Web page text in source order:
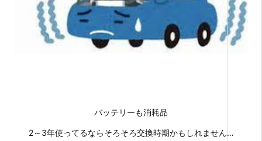
バッテリーも消耗品
2～3年使ってるならそろそろ交換時期かもしれません…